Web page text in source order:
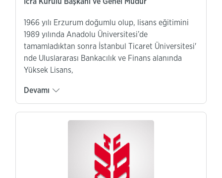
1966 yılı Erzurum doğumlu olup, lisans eğitimini
1989 yılında Anadolu Üniversitesi’de
tamamladıktan sonra İstanbul Ticaret Üniversitesi'
nde Uluslararası Bankacılık ve Finans alanında
Yüksek Lisans,
Devamı